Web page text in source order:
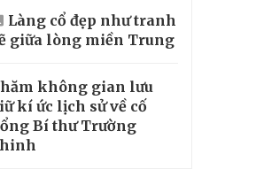
Làng cổ đẹp như tranh
giữa lòng miền Trung
không gian lưu
kí ức lịch sử về cố
Bí thư Trường